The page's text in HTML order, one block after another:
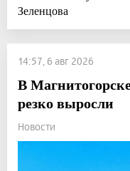
Зеленцова
14:57, 6 авг 2026
В
резко выросли
Новости